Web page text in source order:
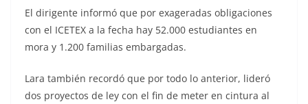
El dirigente informó que por exageradas obligaciones
con el ICETEX a la fecha hay 52.000 estudiantes en
mora y 1.200 familias embargadas.
Lara también recordó que por todo lo anterior, lideró
dos proyectos de ley con el fin de meter en cintura al